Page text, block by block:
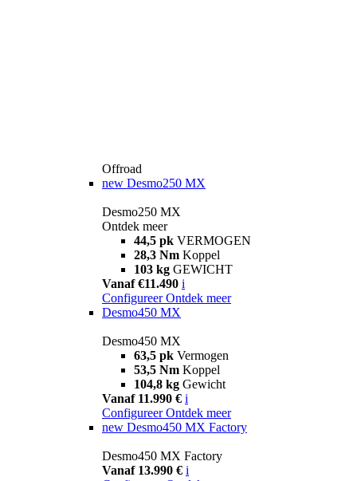
Offroad
new Desmo250 MX
Desmo250 MX
Ontdek meer
44,5 pk VERMOGEN
28,3 Nm Koppel
103 kg GEWICHT
Vanaf €11.490 i
Configureer Ontdek meer
Desmo450 MX
Desmo450 MX
63,5 pk Vermogen
53,5 Nm Koppel
104,8 kg Gewicht
Vanaf 11.990 € i
Configureer Ontdek meer
new Desmo450 MX Factory
Desmo450 MX Factory
Vanaf 13.990 € i